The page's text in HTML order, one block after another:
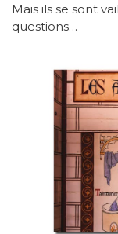
Mais ils se sont
questions…